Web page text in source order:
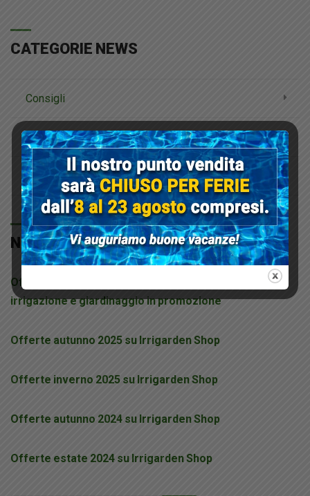
CATEGORIE NEWS
Consigli
Prodotti Del Mese
Promozioni
NEWS RECENTI
Offerte Estive Irrigarden Shop 2026: prodotti per
irrigazione e giardinaggio in promozione
Offerte autunno 2025 su Irrigarden Shop
Offerte inverno 2025 su Irrigarden Shop
Offerte autunno 2024 su Irrigarden Shop
Offerte estate 2024 su Irrigarden Shop